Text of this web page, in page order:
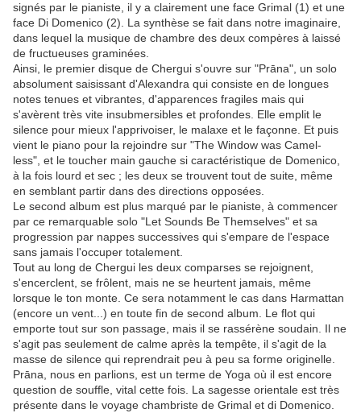
signés par le pianiste, il y a clairement une face Grimal (1) et une
face Di Domenico (2). La synthèse se fait dans notre imaginaire,
dans lequel la musique de chambre des deux compères à laissé
de fructueuses graminées.
Ainsi, le premier disque de Chergui s'ouvre sur "Prāna", un solo
absolument saisissant d'Alexandra qui consiste en de longues
notes tenues et vibrantes, d'apparences fragiles mais qui
s'avèrent très vite insubmersibles et profondes. Elle emplit le
silence pour mieux l'apprivoiser, le malaxe et le façonne. Et puis
vient le piano pour la rejoindre sur "The Window was Camel-
less", et le toucher main gauche si caractéristique de Domenico,
à la fois lourd et sec ; les deux se trouvent tout de suite, même
en semblant partir dans des directions opposées.
Le second album est plus marqué par le pianiste, à commencer
par ce remarquable solo "Let Sounds Be Themselves" et sa
progression par nappes successives qui s'empare de l'espace
sans jamais l'occuper totalement.
Tout au long de Chergui les deux comparses se rejoignent,
s'encerclent, se frôlent, mais ne se heurtent jamais, même
lorsque le ton monte. Ce sera notamment le cas dans Harmattan
(encore un vent...) en toute fin de second album. Le flot qui
emporte tout sur son passage, mais il se rassérène soudain. Il ne
s'agit pas seulement de calme après la tempête, il s'agit de la
masse de silence qui reprendrait peu à peu sa forme originelle.
Prāna, nous en parlions, est un terme de Yoga où il est encore
question de souffle, vital cette fois. La sagesse orientale est très
présente dans le voyage chambriste de Grimal et di Domenico.